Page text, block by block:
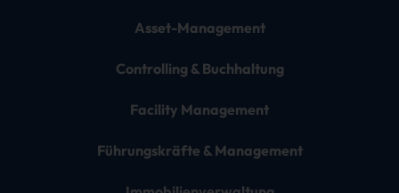
Asset-Management
Controlling & Buchhaltung
Facility Management
Führungskräfte & Management